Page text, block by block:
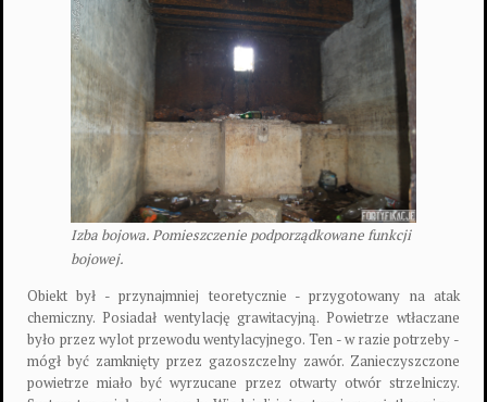
Izba bojowa. Pomieszczenie podporządkowane funkcji
bojowej.
Obiekt był - przynajmniej teoretycznie - przygotowany na atak
chemiczny. Posiadał wentylację grawitacyjną. Powietrze wtłaczane
było przez wylot przewodu wentylacyjnego. Ten - w razie potrzeby -
mógł być zamknięty przez gazoszczelny zawór. Zanieczyszczone
powietrze miało być wyrzucane przez otwarty otwór strzelniczy.